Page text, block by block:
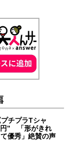
チプラTシャ
” 「形がきれ
優秀」絶賛の声